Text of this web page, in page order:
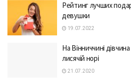
Рейтинг лучших
девушки
19.07.2022
На Вінниччині
лисячій норі
21.07.2020